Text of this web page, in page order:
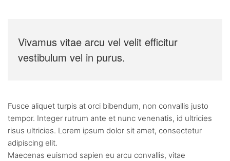
Vivamus vitae arcu vel velit efficitur
vestibulum vel in purus.
Fusce aliquet turpis at orci bibendum, non convallis justo
tempor. Integer rutrum ante et nunc venenatis, id ultricies
risus ultricies. Lorem ipsum dolor sit amet, consectetur
adipiscing elit.
Maecenas euismod sapien eu arcu convallis, vitae